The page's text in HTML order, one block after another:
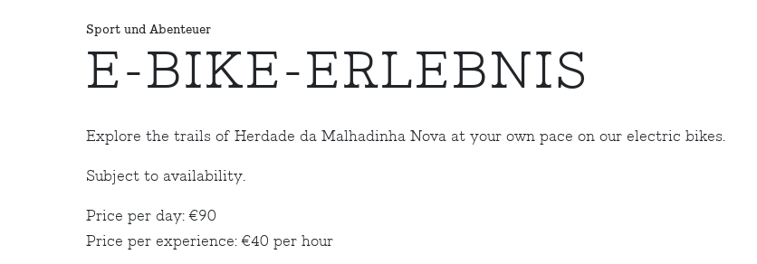
Sport und Abenteuer
E-BIKE-ERLEBNIS
Explore the trails of Herdade da Malhadinha Nova at your own pace on our electric bikes.
Subject to availability.
Price per day: €90
Price per experience: €40 per hour